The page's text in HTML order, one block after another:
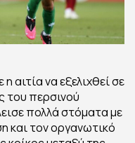
αιτία να εξελιχθεί σε
του περσινού
πολλά στόματα με
και τον οργανωτικό